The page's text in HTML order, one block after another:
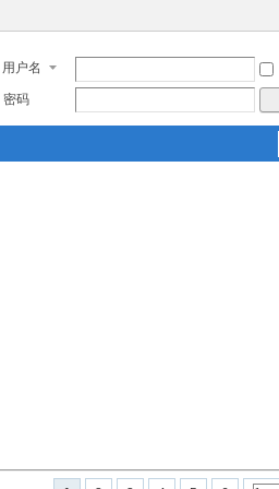
用户名
密码